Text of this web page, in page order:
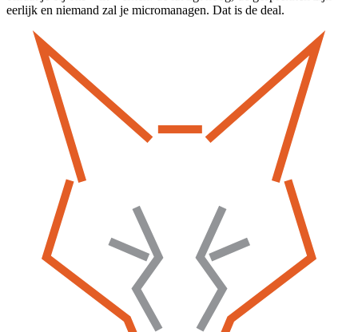
eerlijk en niemand zal je micromanagen. Dat is de deal.